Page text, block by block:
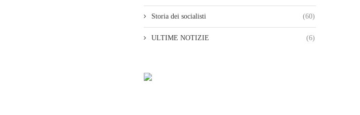
Storia dei socialisti (60)
ULTIME NOTIZIE (6)